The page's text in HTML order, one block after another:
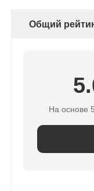
Фитинги для
снабжение
Сосуд под
Общий
На основе